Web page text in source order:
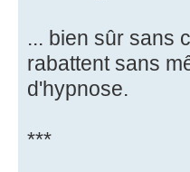
... bien sûr sans
rabattent sans
d'hypnose.
***